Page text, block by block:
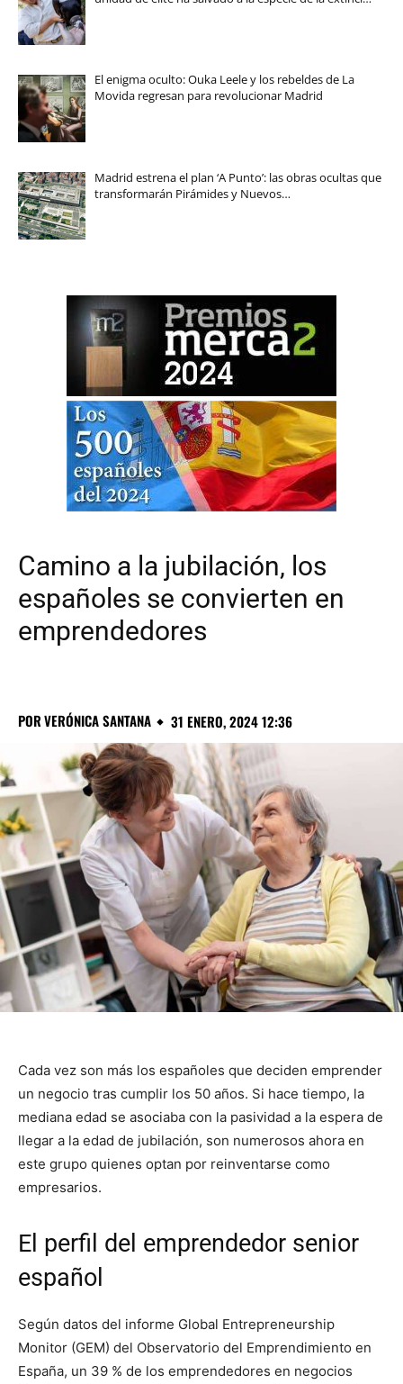
El enigma oculto: Ouka Leele y los rebeldes de La
Movida regresan para revolucionar Madrid
Madrid estrena el plan ‘A Punto’: las obras ocultas que
transformarán Pirámides y Nuevos…
Camino a la jubilación, los
españoles se convierten en
emprendedores
PORVERÓNICA SANTANA 31 ENERO, 2024 12:36
Cada vez son más los españoles que deciden emprender
un negocio tras cumplir los 50 años. Si hace tiempo, la
mediana edad se asociaba con la pasividad a la espera de
llegar a la edad de jubilación, son numerosos ahora en
este grupo quienes optan por reinventarse como
empresarios.
El perfil del emprendedor senior
español
Según datos del informe Global Entrepreneurship
Monitor (GEM) del Observatorio del Emprendimiento en
España, un 39 % de los emprendedores en negocios